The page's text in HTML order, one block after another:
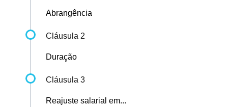
Abrangência
Cláusula 2
Duração
Cláusula 3
Reajuste salarial em...